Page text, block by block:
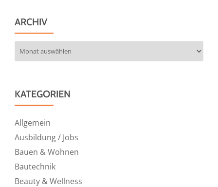
ARCHIV
KATEGORIEN
Allgemein
Ausbildung / Jobs
Bauen & Wohnen
Bautechnik
Beauty & Wellness